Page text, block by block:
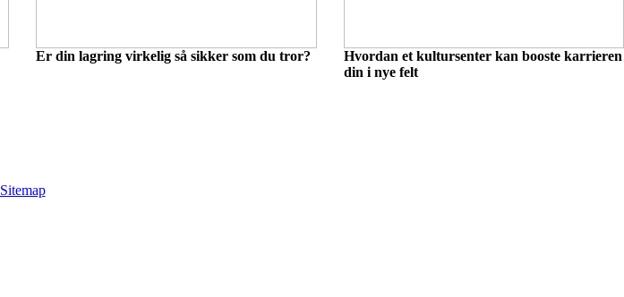
Er din lagring virkelig så sikker som du tror?
Hvordan et kultursenter kan booste karrieren
din i nye felt
Sitemap